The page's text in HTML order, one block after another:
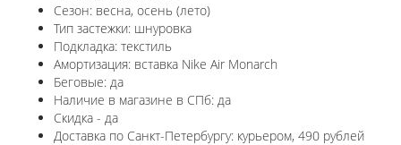
Сезон: весна, осень (лето)
Тип застежки: шнуровка
Подкладка: текстиль
Амортизация: вставка Nike Air Monarch
Беговые: да
Наличие в магазине в СПб: да
Скидка - да
Доставка по Санкт-Петербургу: курьером, 490 рублей